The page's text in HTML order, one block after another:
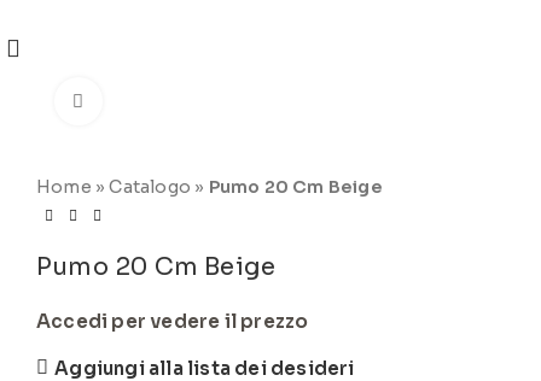
Home »Catalogo » Pumo 20 Cm Beige
Pumo 20 Cm Beige
Accedi per vedere il prezzo
Aggiungi alla lista dei desideri